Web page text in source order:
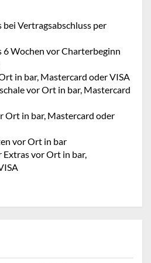
Vertragsabschluss per
6 Wochen vor Charterbeginn
in bar, Mastercard oder VISA
vor Ort in bar, Mastercard
Ort in bar, Mastercard oder
vor Ort in bar
vor Ort in bar,